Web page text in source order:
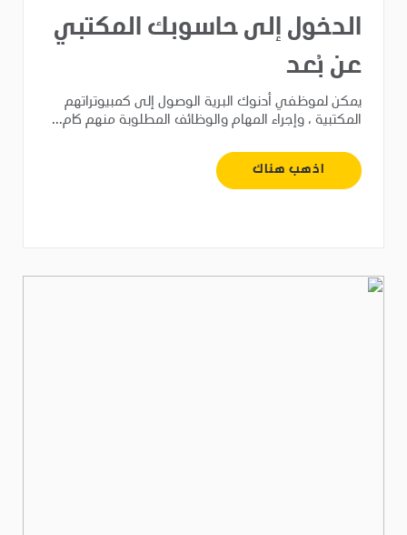
الدخول إلى حاسوبك المكتبي
عن بُعد
يمكن لموظفي أدنوك البرية الوصول إلى كمبيوتراتهم
المكتبية ، وإجراء المهام والوظائف المطلوبة منهم كام...
اذهب هناك